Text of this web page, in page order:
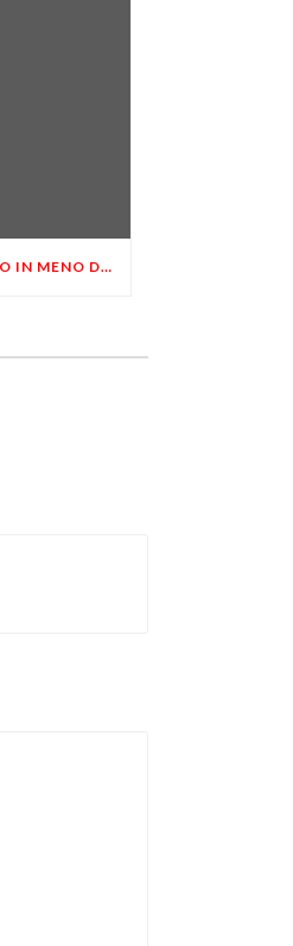
200 MILIONI DI EURO IN MENO DRAGATI DALLE TUE TASCHE…